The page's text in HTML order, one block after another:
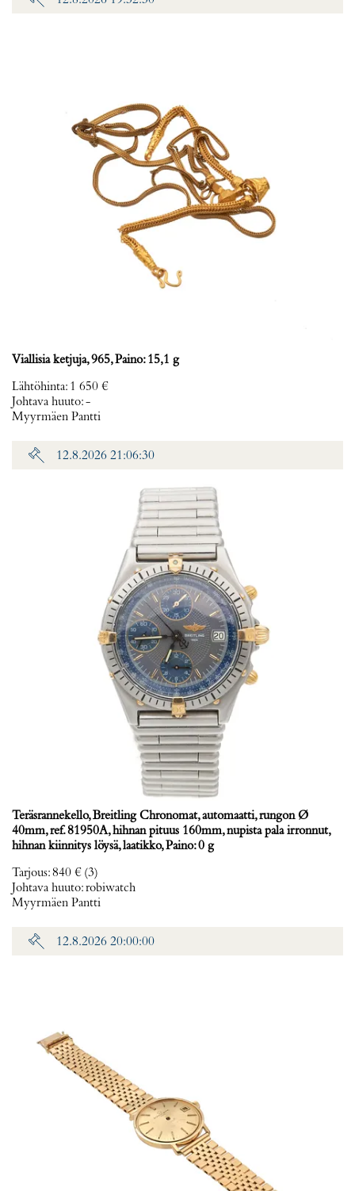
Viallisia ketjuja, 965, Paino: 15,1 g
Lähtöhinta: 1 650 €
Johtava huuto:-
Myyrmäen Pantti
12.8.2026 21:06:30
Teräsrannekello, Breitling Chronomat, automaatti, rungon Ø
40mm, ref. 81950A, hihnan pituus 160mm, nupista pala irronnut,
hihnan kiinnitys löysä, laatikko, Paino: 0 g
Tarjous:840 € (3)
Johtava huuto:robiwatch
Myyrmäen Pantti
12.8.2026 20:00:00